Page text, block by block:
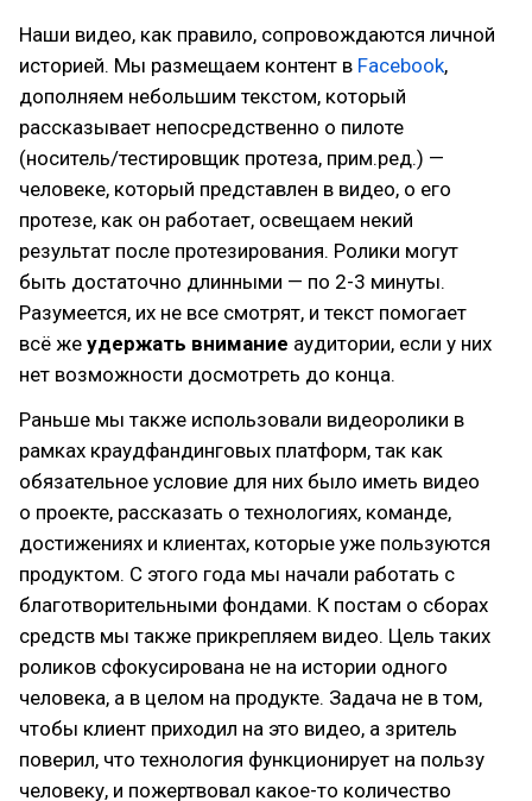
Наши видео, как правило, сопровождаются личной
историей. Мы размещаем контент в Facebook,
дополняем небольшим текстом, который
рассказывает непосредственно о пилоте
(носитель/тестировщик протеза, прим.ред.) —
человеке, который представлен в видео, о его
протезе, как он работает, освещаем некий
результат после протезирования. Ролики могут
быть достаточно длинными — по 2-3 минуты.
Разумеется, их не все смотрят, и текст помогает
всё же удержать внимание аудитории, если у них
нет возможности досмотреть до конца.
Раньше мы также использовали видеоролики в
рамках краудфандинговых платформ, так как
обязательное условие для них было иметь видео
о проекте, рассказать о технологиях, команде,
достижениях и клиентах, которые уже пользуются
продуктом. С этого года мы начали работать с
благотворительными фондами. К постам о сборах
средств мы также прикрепляем видео. Цель таких
роликов сфокусирована не на истории одного
человека, а в целом на продукте. Задача не в том,
чтобы клиент приходил на это видео, а зритель
поверил, что технология функционирует на пользу
человеку, и пожертвовал какое-то количество